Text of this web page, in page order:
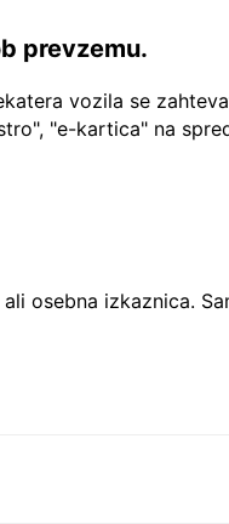
prevzemu.
vozila se
"e-kartica" na
osebna izkaznica.